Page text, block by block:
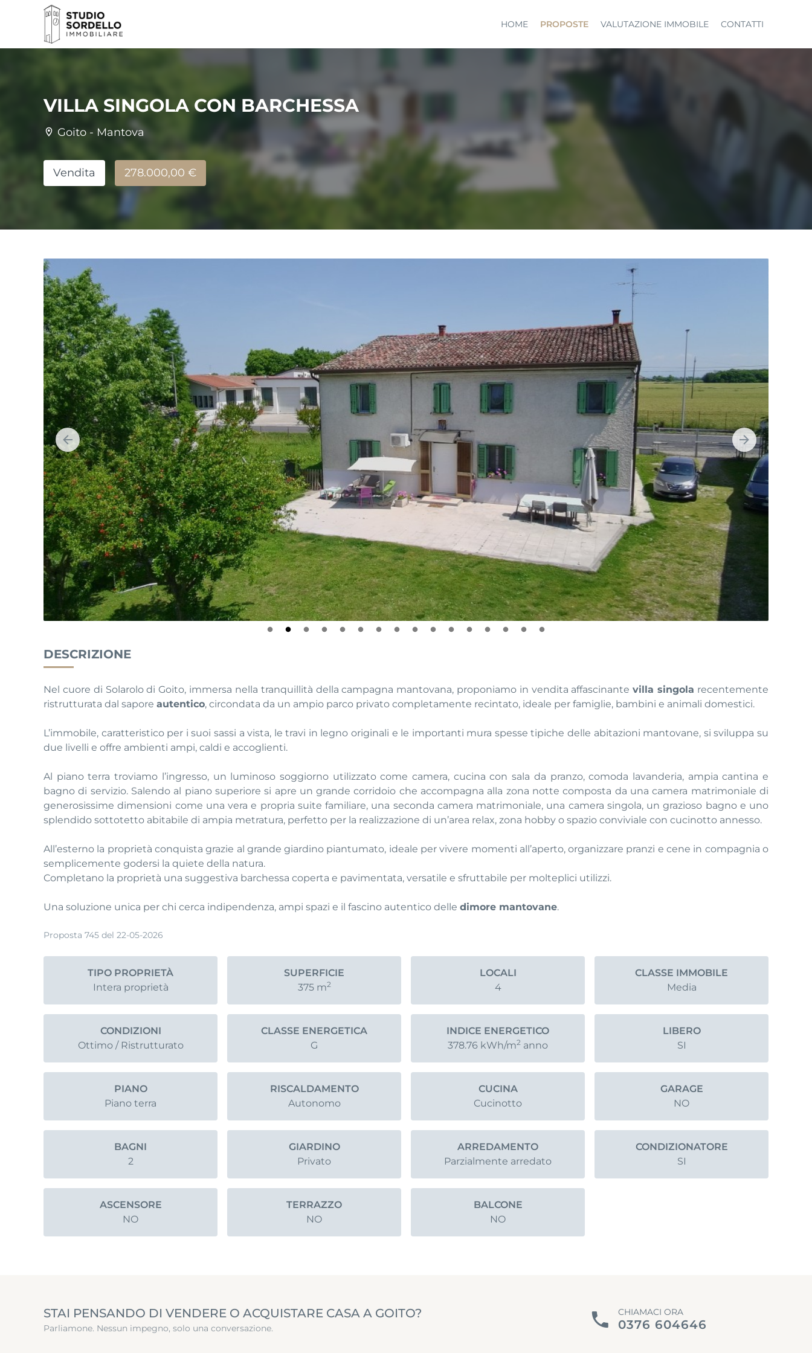
HOME PROPOSTE VALUTAZIONE IMMOBILE CONTATTI
VILLA SINGOLA CON BARCHESSA
Goito - Mantova
Vendita 278.000,00 €
DESCRIZIONE
Nel cuore di Solarolo di Goito, immersa nella tranquillità della campagna mantovana, proponiamo in vendita affascinantevilla singola recentemente
ristrutturata dal sapore autentico, circondata da un ampio parco privato completamente recintato, ideale per famiglie, bambini e animali domestici.
L’immobile, caratteristico per i suoi sassi a vista, le travi in legno originali e le importanti mura spesse tipiche delle abitazioni mantovane, si sviluppa su
due livelli e offre ambienti ampi, caldi e accoglienti.
Al piano terra troviamo l’ingresso, un luminoso soggiorno utilizzato come camera, cucina con sala da pranzo, comoda lavanderia, ampia cantina e
bagno di servizio. Salendo al piano superiore si apre un grande corridoio che accompagna alla zona notte composta da una camera matrimoniale di
generosissime dimensioni come una vera e propria suite familiare, una seconda camera matrimoniale, una camera singola, un grazioso bagno e uno
splendido sottotetto abitabile di ampia metratura, perfetto per la realizzazione di un’area relax, zona hobby o spazio conviviale con cucinotto annesso.
All’esterno la proprietà conquista grazie al grande giardino piantumato, ideale per vivere momenti all’aperto, organizzare pranzi e cene in compagnia o
semplicemente godersi la quiete della natura.
Completano la proprietà una suggestiva barchessa coperta e pavimentata, versatile e sfruttabile per molteplici utilizzi.
Una soluzione unica per chi cerca indipendenza, ampi spazi e il fascino autentico delle dimore mantovane.
Proposta 745 del 22-05-2026
TIPO PROPRIETÀ
Intera proprietà
SUPERFICIE
375 m2
LOCALI
4
CLASSE IMMOBILE
Media
CONDIZIONI
Ottimo / Ristrutturato
CLASSE ENERGETICA
G
INDICE ENERGETICO
378.76 kWh/m2 anno
LIBERO
SI
PIANO
Piano terra
RISCALDAMENTO
Autonomo
CUCINA
Cucinotto
GARAGE
NO
BAGNI
2
GIARDINO
Privato
ARREDAMENTO
Parzialmente arredato
CONDIZIONATORE
SI
ASCENSORE
NO
TERRAZZO
NO
BALCONE
NO
STAI PENSANDO DI VENDERE O ACQUISTARE CASA A GOITO?
Parliamone. Nessun impegno, solo una conversazione.
CHIAMACI ORA
0376 604646